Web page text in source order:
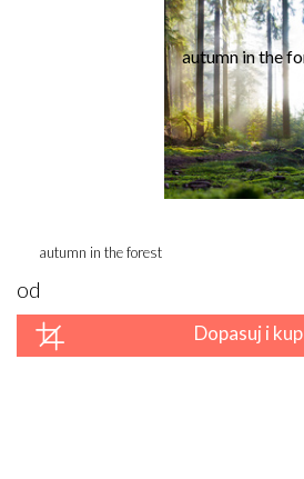
autumn in the forest
od
Dopasuj i kup